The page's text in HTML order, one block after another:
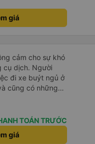
cực chill, các anh
không nhưng.
giá
cảm cho sự khó
cụ dịch. Người
đi xe buýt ngủ ở
cũng có những
Đó là một sự lo
nệm cũng sạch và
는 버스를 탔습니
TOÁN TRƯỚC
giá